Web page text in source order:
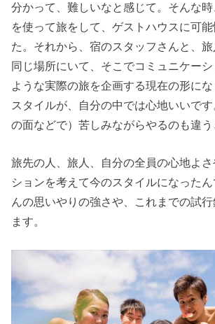
分かって、難しいなと感じて。そんな
を使って旅をして、ゲストハウスに可
た。それから、宿のスタッフさんと、
同じ場所にいて、そこでコミュニケー
ような実際の旅を企画する現在の形に
スタイルが、自分の中では心地いいで
の面などで）苦しみながらやるのも違う
旅先の人、旅人、自分の全員の心地よ
ションを考えて今のスタイルになった
んの思いやりの強さや、これまでの試
ます。